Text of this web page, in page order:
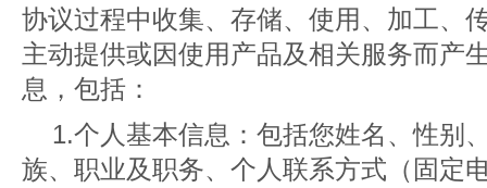
协议过程中收集、存储、使用、加工、
主动提供或因使用产品及相关服务而产
息，包括：
1.个人基本信息：包括您姓名、性别
族、职业及职务、个人联系方式（固定